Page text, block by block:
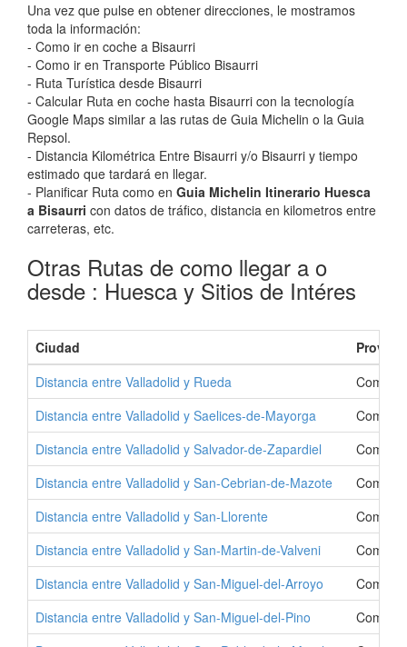
Una vez que pulse en obtener direcciones, le mostramos
toda la información:
- Como ir en coche a Bisaurri
- Como ir en Transporte Público Bisaurri
- Ruta Turística desde Bisaurri
- Calcular Ruta en coche hasta Bisaurri con la tecnología
Google Maps similar a las rutas de Guia Michelin o la Guia
Repsol.
- Distancia Kilométrica Entre Bisaurri y/o Bisaurri y tiempo
estimado que tardará en llegar.
- Planificar Ruta como en Guia Michelin Itinerario Huesca
a Bisaurri con datos de tráfico, distancia en kilometros entre
carreteras, etc.
Otras Rutas de como llegar a o
desde : Huesca y Sitios de Intéres
Ciudad
Distancia entre Valladolid y Rueda
Como Ir
Distancia entre Valladolid y Saelices-de-Mayorga
Como Ir
Distancia entre Valladolid y Salvador-de-Zapardiel
Como Ir
Distancia entre Valladolid y San-Cebrian-de-Mazote
Como Ir
Distancia entre Valladolid y San-Llorente
Como Ir
Distancia entre Valladolid y San-Martin-de-Valveni
Como Ir
Distancia entre Valladolid y San-Miguel-del-Arroyo
Como Ir
Distancia entre Valladolid y San-Miguel-del-Pino
Como Ir